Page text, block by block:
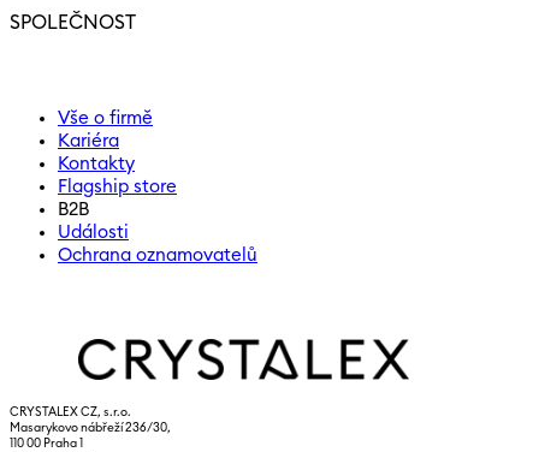
SPOLEČNOST
Vše o firmě
Kariéra
Kontakty
Flagship store
B2B
Události
Ochrana oznamovatelů
CRYSTALEX CZ, s.r.o.
Masarykovo nábřeží 236/30,
110 00 Praha 1